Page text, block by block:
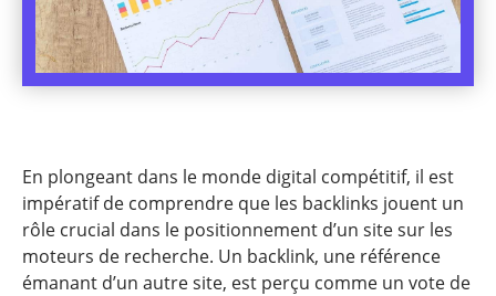
En plongeant dans le monde digital compétitif, il est
impératif de comprendre que les backlinks jouent un
rôle crucial dans le positionnement d’un site sur les
moteurs de recherche. Un backlink, une référence
émanant d’un autre site, est perçu comme un vote de